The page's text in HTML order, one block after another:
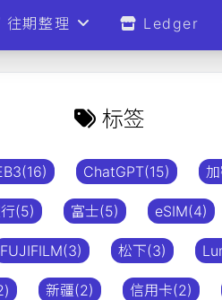
往期整理 Ledger
标签
ChatGPT(15)
(5) 富士(5) eSIM(4)
FUJIFILM(3) 松下(3)
新疆(2) 信用卡(2)